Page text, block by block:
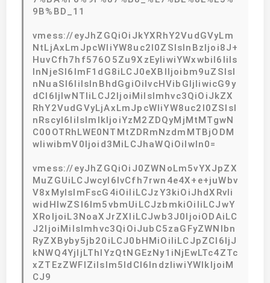
9B%BD_11
vmess://eyJhZGQiOiJkYXRhY2VudGVyLm
NtLjAxLmJpcWliYW8uc2l0ZSIsInBzIjoi8J+
HuvCfh7hf576O5Zu9XzEyIiwiYWxwbiI6IiIs
InNjeSI6ImF1dG8iLCJ0eXBlIjoibm9uZSIsI
nNuaSI6IiIsInBhdGgiOiIvcHVibGljIiwicG9y
dCI6IjIwNTIiLCJ2IjoiMiIsImhvc3QiOiJkZX
RhY2VudGVyLjAxLmJpcWliYW8uc2l0ZSIsI
nRscyI6IiIsImlkIjoiYzM2ZDQyMjMtMTgwN
C00OTRhLWE0NTMtZDRmNzdmMTBjODM
wIiwibmV0Ijoid3MiLCJhaWQiOiIwIn0=
vmess://eyJhZGQiOiJ0ZWNoLm5vYXJpZX
MuZGUiLCJwcyI6IvCfh7rwn4e4X+e+juWbv
V8xMyIsImFscG4iOiIiLCJzY3kiOiJhdXRvIi
widHlwZSI6Im5vbmUiLCJzbmkiOiIiLCJwY
XRoIjoiL3NoaXJrZXIiLCJwb3J0IjoiODAiLC
J2IjoiMiIsImhvc3QiOiJubC5zaGFyZWNlbn
RyZXByby5jb20iLCJ0bHMiOiIiLCJpZCI6IjJ
kNWQ4YjljLThlYzQtNGEzNy1iNjEwLTc4ZTc
xZTEzZWFlZiIsIm5ldCI6IndzIiwiYWlkIjoiM
CJ9